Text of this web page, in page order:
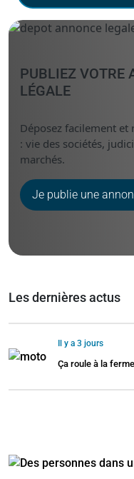
PUBLIEZ VOTRE
LÉGALE
Déposez facilement et
: vie des sociétés,
marchés.
Je publie une
Les dernières actus
Il y a 3 jours
Ça roule à la